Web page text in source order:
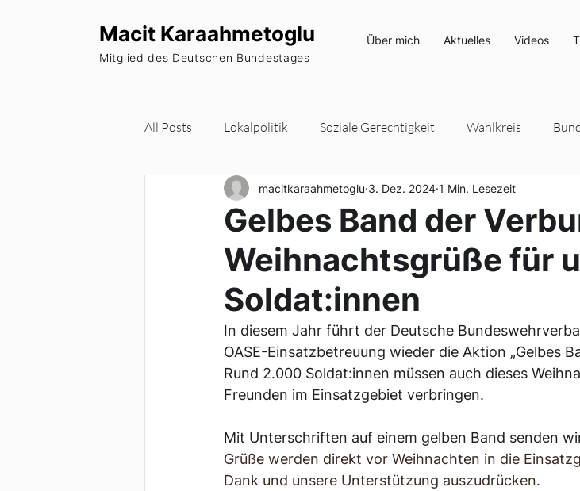
Macit Karaahmetoglu
Mitglied des Deutschen Bundestages
Über mich Aktuelles Videos
All Posts Lokalpolitik Soziale Gerechtigkeit Wahlkreis
Wohnraum Europa Parteipolitik Umwelt- und Klimaschutz
Newsletter
Gelbes Band der
Weihnachtsgrüße für
Soldat:innen
macitkaraahmetoglu 3. Dez. 2024 1 Min. Lesezeit
In diesem Jahr führt der Deutsche
OASE-Einsatzbetreuung wieder die Aktion „Gelbes
Rund 2.000 Soldat:innen müssen auch dieses
Freunden im Einsatzgebiet verbringen.
Mit Unterschriften auf einem gelben Band senden
Grüße werden direkt vor Weihnachten in die
Dank und unsere Unterstützung auszudrücken.